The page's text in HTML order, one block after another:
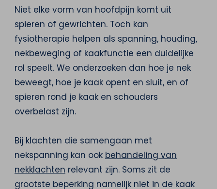
Niet elke vorm van hoofdpijn komt uit
spieren of gewrichten. Toch kan
fysiotherapie helpen als spanning, houding,
nekbeweging of kaakfunctie een duidelijke
rol speelt. We onderzoeken dan hoe je nek
beweegt, hoe je kaak opent en sluit, en of
spieren rond je kaak en schouders
overbelast zijn.
Bij klachten die samengaan met
nekspanning kan ook behandeling van
nekklachten relevant zijn. Soms zit de
grootste beperking namelijk niet in de kaak